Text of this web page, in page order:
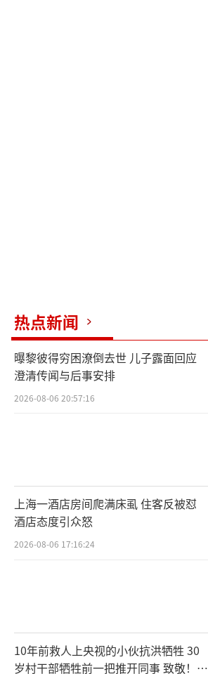
热点新闻
曝黎彼得穷困潦倒去世 儿子露面回应
澄清传闻与后事安排
2026-08-06 20:57:16
上海一酒店房间爬满床虱 住客反被怼
酒店态度引众怒
2026-08-06 17:16:24
10年前救人上央视的小伙抗洪牺牲 30
岁村干部牺牲前一把推开同事 致敬！送